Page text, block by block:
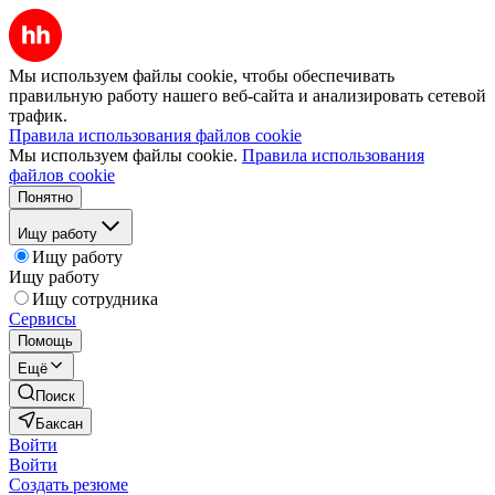
Мы используем файлы cookie, чтобы обеспечивать
правильную работу нашего веб-сайта и анализировать сетевой
трафик.
Правила использования файлов cookie
Мы используем файлы cookie. Правила использования
файлов cookie
Понятно
Ищу работу
Ищу работу
Ищу работу
Ищу сотрудника
Сервисы
Помощь
Ещё
Поиск
Баксан
Войти
Войти
Создать резюме